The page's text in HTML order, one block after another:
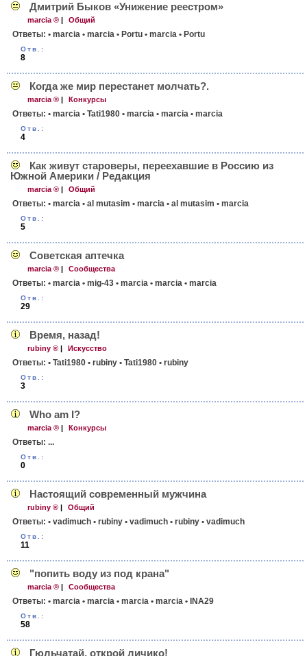
Дмитрий Быков «Унижение реестром»
marcia ® | Общий
Ответы: • marcia • marcia • Portu • marcia • Portu
Отв.:
8
Когда же мир перестанет молчать?.
marcia ® | Конкурсы
Ответы: • marcia • Tati1980 • marcia • marcia • marcia
Отв.:
4
Как живут староверы, переехавшие в Россию из
Южной Америки / Редакция
marcia ® | Общий
Ответы: • marcia • al mutasim • marcia • al mutasim • marcia
Отв.:
5
Советская аптечка
marcia ® | Сообщества
Ответы: • marcia • mig-43 • marcia • marcia • marcia
Отв.:
29
Время, назад!
rubiny ® | Искусство
Ответы: • Tati1980 • rubiny • Tati1980 • rubiny
Отв.:
3
Who am I?
marcia ® | Конкурсы
Ответы: ...
Отв.:
0
Настоящий современный мужчина
rubiny ® | Общий
Ответы: • vadimuch • rubiny • vadimuch • rubiny • vadimuch
Отв.:
11
"попить воду из под крана"
marcia ® | Сообщества
Ответы: • marcia • marcia • marcia • marcia • INA29
Отв.:
58
Гюльчатай, открой личико!